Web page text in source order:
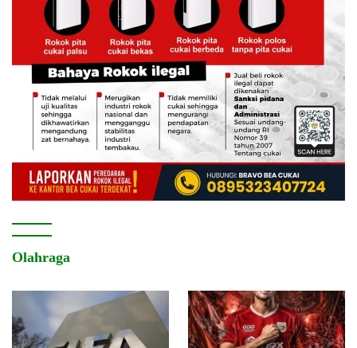
Olahraga